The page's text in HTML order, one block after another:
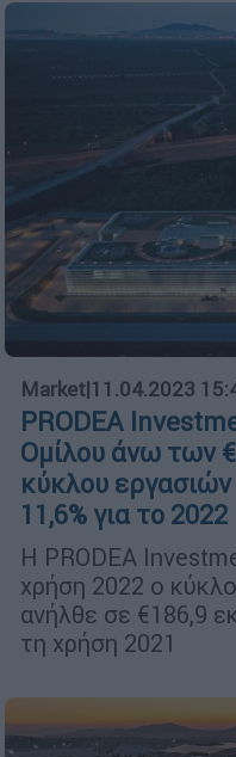
Market|11.04.2023
PRODEA
Ομίλου άνω των
κύκλου
11,6% για το 2022
Η PRODEA
χρήση 2022 ο
ανήλθε σε €186,9
τη χρήση 2021